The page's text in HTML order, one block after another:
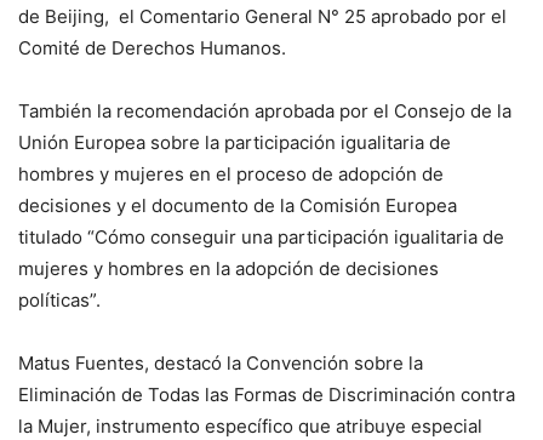
de Beijing, el Comentario General N° 25 aprobado por el
Comité de Derechos Humanos.
También la recomendación aprobada por el Consejo de la
Unión Europea sobre la participación igualitaria de
hombres y mujeres en el proceso de adopción de
decisiones y el documento de la Comisión Europea
titulado “Cómo conseguir una participación igualitaria de
mujeres y hombres en la adopción de decisiones
políticas”.
Matus Fuentes, destacó la Convención sobre la
Eliminación de Todas las Formas de Discriminación contra
la Mujer, instrumento específico que atribuye especial